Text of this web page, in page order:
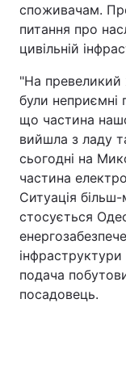
споживачам.
питання про
цивільній
"На превеликий
були неприємні
що частина
вийшла з ладу
сьогодні на
частина
Ситуація
стосується
подача
посадовець.